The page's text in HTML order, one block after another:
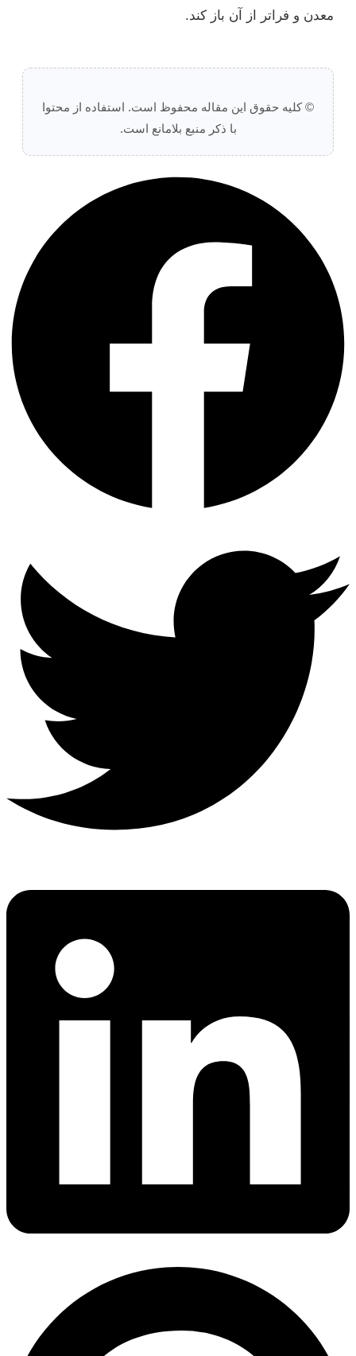
معدن و فراتر از آن باز کند.
© کلیه حقوق این مقاله محفوظ است. استفاده از محتوا
با ذکر منبع بلامانع است.